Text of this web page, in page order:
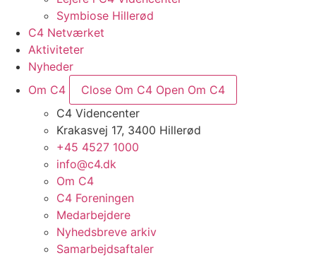
Symbiose Hillerød
C4 Netværket
Aktiviteter
Nyheder
Om C4
Close Om C4 Open Om C4
C4 Videncenter
Krakasvej 17, 3400 Hillerød
+45 4527 1000
info@c4.dk
Om C4
C4 Foreningen
Medarbejdere
Nyhedsbreve arkiv
Samarbejdsaftaler